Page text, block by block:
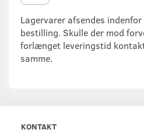
Lagervarer afsendes
bestilling. Skulle der mod
forlænget leveringstid
samme.
KONTAKT